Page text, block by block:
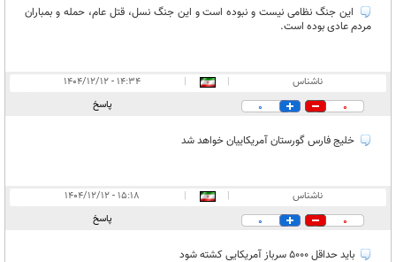
این جنگ نظامی نیست و نبوده است و این جنگ نسل، قتل عام، حمله و بمباران
مردم عادی بوده است.
ناشناس |
|
۱۴:۳۴ - ۱۴۰۴/۱۲/۱۲
0
0 پاسخ
خلیج فارس گورستان آمریکاییان خواهد شد
ناشناس |
|
۱۵:۱۸ - ۱۴۰۴/۱۲/۱۲
0
0 پاسخ
باید حداقل ۵۰۰۰ سرباز آمریکایی کشته شود